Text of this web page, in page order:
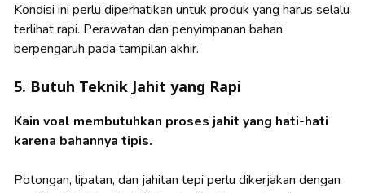
Kondisi ini perlu diperhatikan untuk produk yang harus selalu
terlihat rapi. Perawatan dan penyimpanan bahan
berpengaruh pada tampilan akhir.
5. Butuh Teknik Jahit yang Rapi
Kain voal membutuhkan proses jahit yang hati-hati
karena bahannya tipis.
Potongan, lipatan, dan jahitan tepi perlu dikerjakan dengan